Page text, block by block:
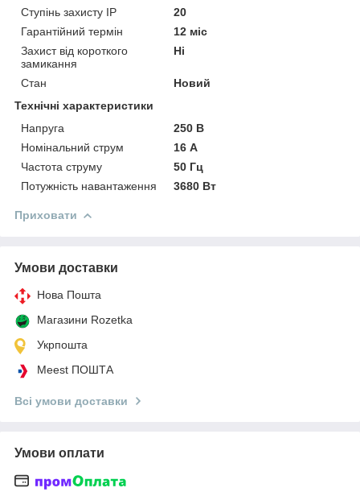
Ступінь захисту IP
20
Гарантійний термін
12 міс
Захист від короткого
замикання
Ні
Стан
Новий
Технічні характеристики
Напруга
250 В
Номінальний струм
16 А
Частота струму
50 Гц
Потужність навантаження
3680 Вт
Приховати
Умови доставки
Нова Пошта
Магазини Rozetka
Укрпошта
Meest ПОШТА
Всі умови доставки
Умови оплати